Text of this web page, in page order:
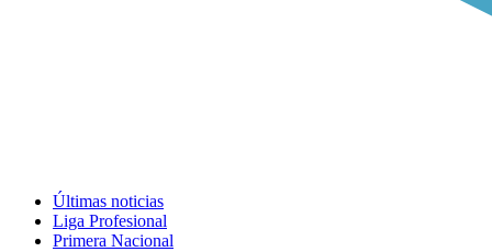
Últimas noticias
Liga Profesional
Primera Nacional